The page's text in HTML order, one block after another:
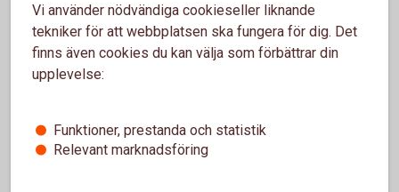
Barncancerfonden arbetar för att bekämpa
barncancer och se till att drabbade och deras
familjer får den vård och stöd de behöver.
Vi använder nödvändiga cookieseller liknande
tekniker för att webbplatsen ska fungera för dig. Det
finns även cookies du kan välja som förbättrar din
upplevelse:
Funktioner, prestanda och statistik
Relevant marknadsföring